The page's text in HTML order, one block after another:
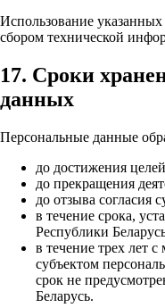
Использование
сбором технической
17. Сроки
данных
Персональные данные
до достижения
до прекращения
до отзыва согласия
в течение срока,
Республики
в течение трех лет
субъектом
срок не
Беларусь.